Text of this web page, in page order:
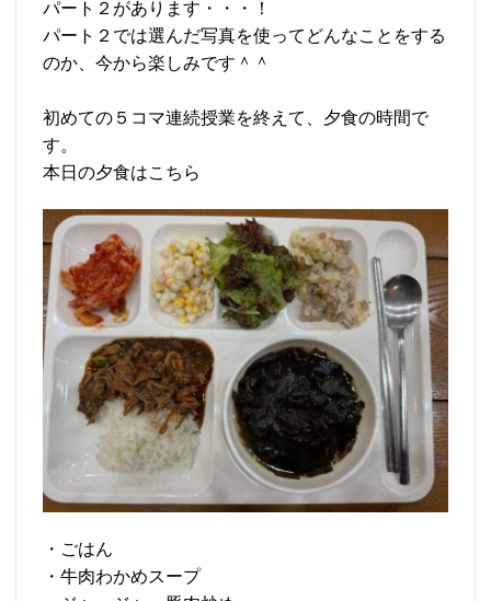
パート２があります・・・！
パート２では選んだ写真を使ってどんなことをする
のか、今から楽しみです＾＾
初めての５コマ連続授業を終えて、夕食の時間で
す。
本日の夕食はこちら
・ごはん
・牛肉わかめスープ